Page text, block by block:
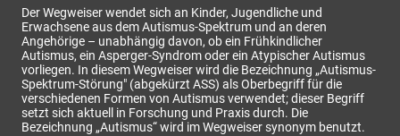
Der Wegweiser wendet sich an Kinder, Jugendliche und
Erwachsene aus dem Autismus-Spektrum und an deren
Angehörige – unabhängig davon, ob ein Frühkindlicher
Autismus, ein Asperger-Syndrom oder ein Atypischer Autismus
vorliegen. In diesem Wegweiser wird die Bezeichnung „Autismus-
Spektrum-Störung" (abgekürzt ASS) als Oberbegriff für die
verschiedenen Formen von Autismus verwendet; dieser Begriff
setzt sich aktuell in Forschung und Praxis durch. Die
Bezeichnung „Autismus“ wird im Wegweiser synonym benutzt.